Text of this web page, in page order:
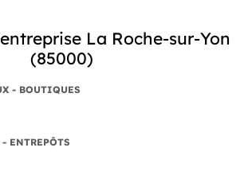
La Roche-sur-Yon
(85000)
- BOUTIQUES
ENTREPÔTS